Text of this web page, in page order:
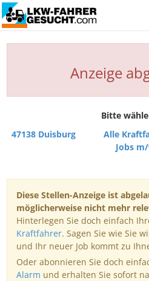
Anzeige
Bitte
47138 Duisburg
Alle
Jobs
Diese Stellen-Anzeige ist
möglicherweise nicht mehr
Hinterlegen Sie doch einfach
Kraftfahrer. Sagen Sie wie Sie
und Ihr neuer Job kommt zu
Oder abonnieren Sie doch
Alarm und erhalten Sie sofort